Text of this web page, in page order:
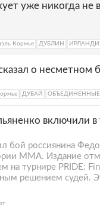
уже никогда не
Кормье ДУБЛИН
о несметном
ДУБАЙ ОБЪЕДИНЕННЫЕ
включили
бой россиянина
ММА. Издание
на турнире PRIDE:
решением судей.